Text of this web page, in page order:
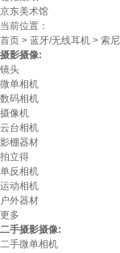
京东美术馆
当前位置：
首页 > 蓝牙/无线耳机 > 索
摄影摄像:
镜头
微单相机
数码相机
摄像机
云台相机
影棚器材
拍立得
单反相机
运动相机
户外器材
更多
二手摄影摄像:
二手微单相机